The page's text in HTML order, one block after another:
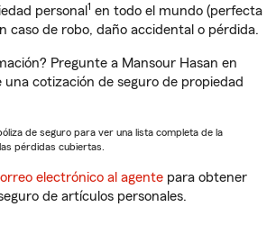
personal 1 en todo el mundo (perfecta
caso de robo, daño accidental o pérdida.
Pregunte a Mansour Hasan en
una cotización de seguro de propiedad
de seguro para ver una lista completa de la
pérdidas cubiertas.
electrónico al agente para obtener
de artículos personales.